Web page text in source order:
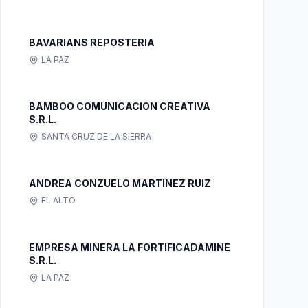
BAVARIANS REPOSTERIA
LA PAZ
BAMBOO COMUNICACION CREATIVA
S.R.L.
SANTA CRUZ DE LA SIERRA
ANDREA CONZUELO MARTINEZ RUIZ
EL ALTO
EMPRESA MINERA LA FORTIFICADAMINE
S.R.L.
LA PAZ